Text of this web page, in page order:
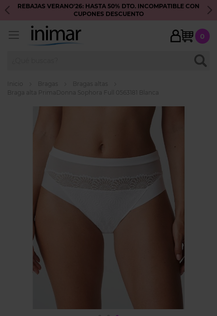
REBAJAS VERANO'26: HASTA 50% DTO. INCOMPATIBLE CON
CUPONES DESCUENTO
My
0
Inicio Bragas
Bragas altas
Braga alta PrimaDonna Sophora Full 0563181 Blanca